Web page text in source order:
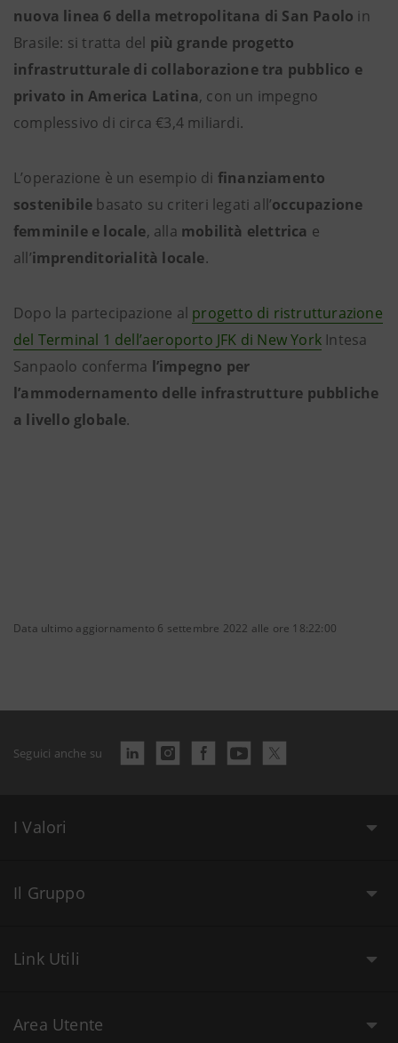
nuova linea 6 della metropolitana di San Paolo in
Brasile: si tratta del più grande progetto
infrastrutturale di collaborazione tra pubblico e
privato in America Latina, con un impegno
complessivo di circa €3,4 miliardi.
L’operazione è un esempio di finanziamento
sostenibile basato su criteri legati all’occupazione
femminile e locale, alla mobilità elettrica e
all’imprenditorialità locale.
Dopo la partecipazione al progetto di ristrutturazione
del Terminal 1 dell’aeroporto JFK di New York Intesa
Sanpaolo conferma l’impegno per
l’ammodernamento delle infrastrutture pubbliche
a livello globale.
Data ultimo aggiornamento 6 settembre 2022 alle ore 18:22:00
Seguici anche su
I Valori
Il Gruppo
Link Utili
Area Utente